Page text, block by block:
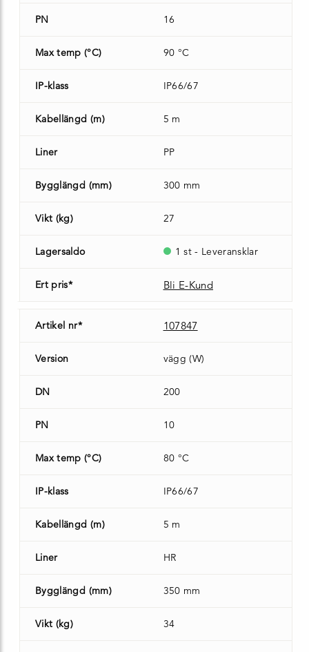
PN 16
Max temp (°C) 90 °C
IP-klass IP66/67
Kabellängd (m) 5 m
Liner PP
Bygglängd (mm) 300 mm
Vikt (kg) 27
Lagersaldo 1 st - Leveransklar
Ert pris* Bli E-Kund
Artikel nr* 107847
Version vägg (W)
DN 200
PN 10
Max temp (°C) 80 °C
IP-klass IP66/67
Kabellängd (m) 5 m
Liner HR
Bygglängd (mm) 350 mm
Vikt (kg) 34